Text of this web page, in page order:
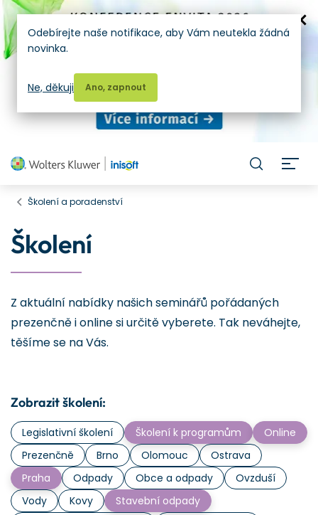
Školení a poradenství
Školení
Z aktuální nabídky našich seminářů pořádaných
prezenčně i online si určitě vyberete. Tak neváhejte,
těšíme se na Vás.
Zobrazit školení:
Legislativní školení Školení k programům
Online
Prezenčně
Brno Olomouc
Ostrava
Praha
Odpady Obce a odpady
Ovzduší
Vody
Kovy
Stavební odpady
Odebírejte naše notifikace, aby Vám neutekla žádná
novinka.
Ano, zapnout
Ne, děkuji